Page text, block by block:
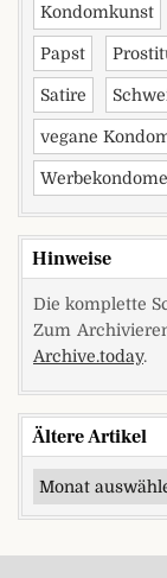
Kondomkunst
Papst
Satire
vegane
Werbekondome
Hinweise
Die komplette
Zum
Archive.today.
Ältere Artikel
Ältere Artikel